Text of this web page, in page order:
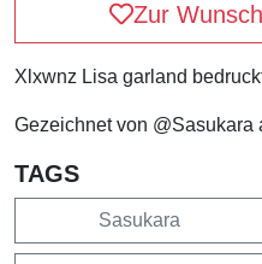
Zur
Xlxwnz Lisa garland
Gezeichnet von @Sasukara
TAGS
Sasukara